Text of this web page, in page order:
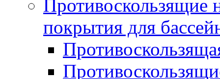
Противоскользящие
покрытия для